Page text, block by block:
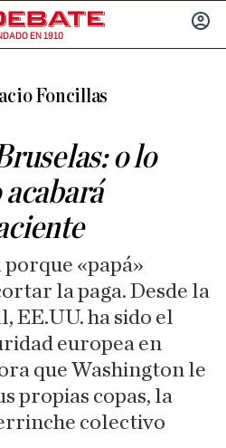
EN 1910
Foncillas
o lo
«papá»
la paga. Desde la
EE.UU. ha sido el
europea en
que Washington le
propias copas, la
colectivo